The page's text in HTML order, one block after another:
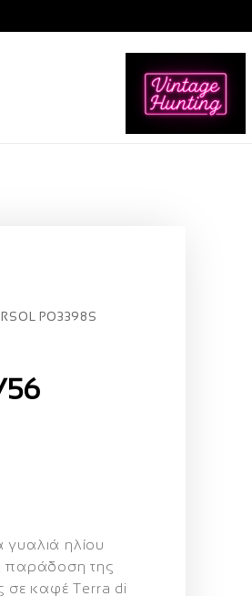
PO3398S
56
γυαλιά ηλίου
παράδοση της
σε καφέ Terra di